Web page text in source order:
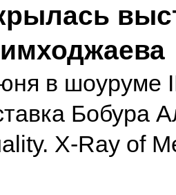
в шоуруме
Бобура
X-Ray of